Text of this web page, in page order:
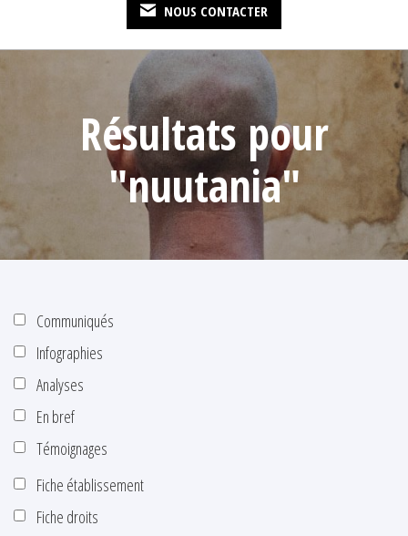
NOUS CONTACTER
Résultats pour
"nuutania"
Communiqués
Infographies
Analyses
En bref
Témoignages
Fiche établissement
Fiche droits